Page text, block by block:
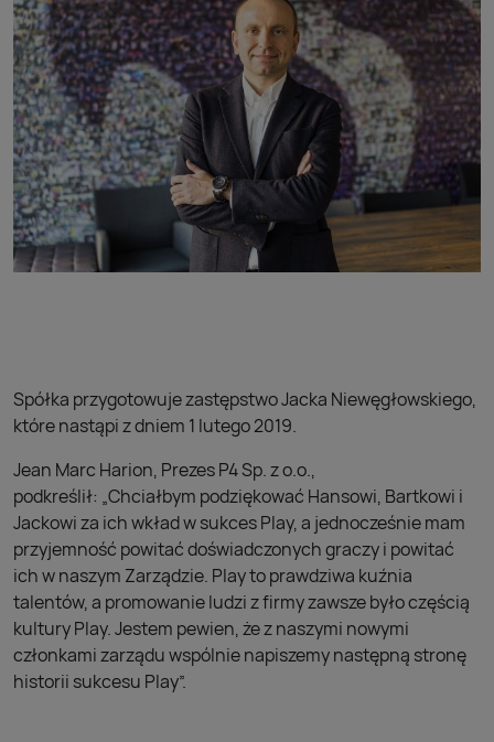
Spółka przygotowuje zastępstwo Jacka Niewęgłowskiego,
które nastąpi z dniem 1 lutego 2019.
Jean Marc Harion, Prezes P4 Sp. z o.o.,
podkreślił: „Chciałbym podziękować Hansowi, Bartkowi i
Jackowi za ich wkład w sukces Play, a jednocześnie mam
przyjemność powitać doświadczonych graczy i powitać
ich w naszym Zarządzie. Play to prawdziwa kuźnia
talentów, a promowanie ludzi z firmy zawsze było częścią
kultury Play. Jestem pewien, że z naszymi nowymi
członkami zarządu wspólnie napiszemy następną stronę
historii sukcesu Play”.